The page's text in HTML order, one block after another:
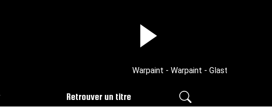
Warpaint - Warpaint - Glastonbury
Retrouver un titre